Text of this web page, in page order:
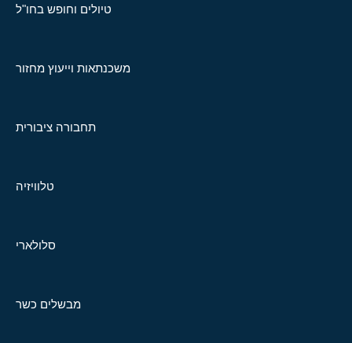
טיולים וחופש בחו"ל
משכנתאות וייעוץ מחזור
תחבורה ציבורית
טלוויזיה
סלולארי
מבשלים כשר